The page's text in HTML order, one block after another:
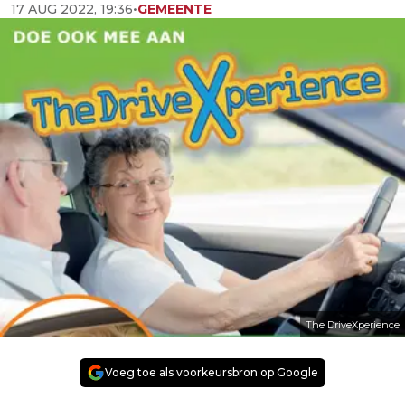
17 AUG 2022, 19:36•GEMEENTE
The DriveXperience
Voeg toe als voorkeursbron op Google